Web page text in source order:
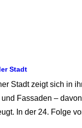
Stadt
Stadt zeigt sich in
Fassaden –
In der 24. Folge